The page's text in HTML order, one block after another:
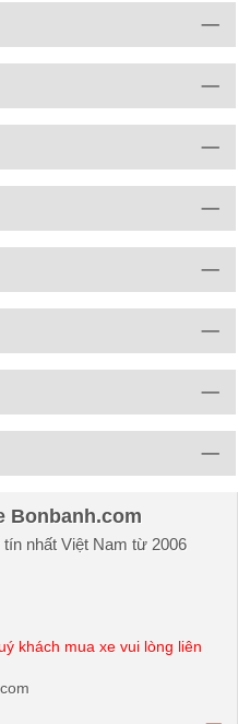
Bonbanh.com
nhất Việt Nam từ 2006
khách mua xe vui lòng liên